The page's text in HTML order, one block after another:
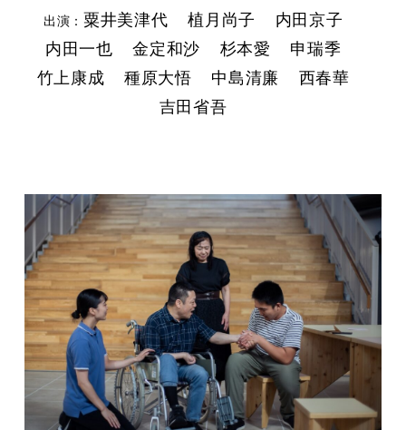
出演： 粟井美津代 植月尚子
内田京子
内田一也
金定和沙 杉本愛
申瑞季
竹上康成
種原大悟 中島清廉
西春華
吉田省吾